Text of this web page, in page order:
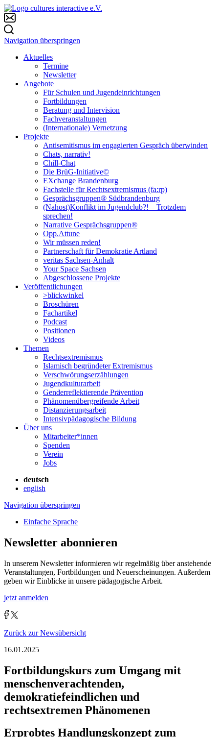
Navigation überspringen
Aktuelles
Termine
Newsletter
Angebote
Für Schulen und Jugendeinrichtungen
Fortbildungen
Beratung und Intervision
Fachveranstaltungen
(Internationale) Vernetzung
Projekte
Antisemitismus im engagierten Gespräch überwinden
Chats, narrativ!
Chill-Chat
Die BrüG-Initiative©
EXchange Brandenburg
Fachstelle für Rechtsextremismus (fa:rp)
Gesprächsgruppen® Südbrandenburg
(Nahost)Konflikt im Jugendclub?! – Trotzdem
sprechen!
Narrative Gesprächsgruppen®
Opp.Attune
Wir müssen reden!
Partnerschaft für Demokratie Artland
veritas Sachsen-Anhalt
Your Space Sachsen
Abgeschlossene Projekte
Veröffentlichungen
>blickwinkel
Broschüren
Fachartikel
Podcast
Positionen
Videos
Themen
Rechtsextremismus
Islamisch begründeter Extremismus
Verschwörungs­erzählungen
Jugendkulturarbeit
Genderreflektierende Prävention
Phänomenüber­greifende Arbeit
Distanzierungsarbeit
Intensivpädagogische Bildung
Über uns
Mitarbeiter*innen
Spenden
Verein
Jobs
deutsch
english
Navigation überspringen
Einfache Sprache
Newsletter abonnieren
In unserem Newsletter informieren wir regelmäßig über anstehende
Veranstaltungen, Fortbildungen und Neuerscheinungen. Außerdem
geben wir Einblicke in unsere pädagogische Arbeit.
jetzt anmelden
Zurück zur Newsübersicht
16.01.2025
Fortbildungskurs zum Umgang mit
menschenverachtenden,
demokratiefeindlichen und
rechtsextremen Phänomenen
Erprobtes Handlungskonzept zum